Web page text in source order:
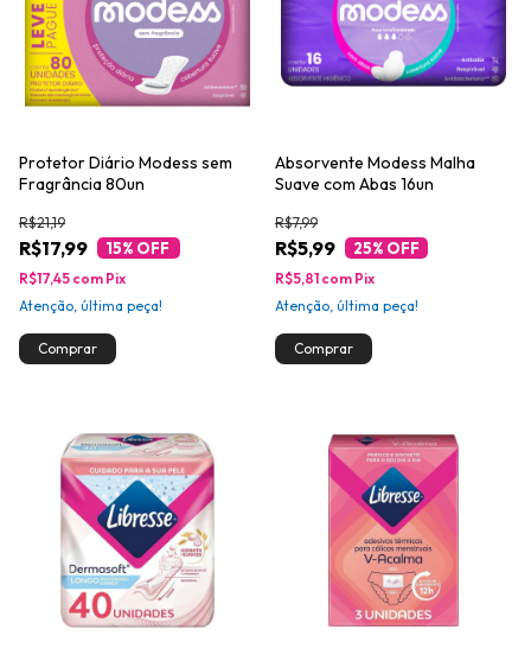
Protetor Diário Modess sem
Fragrância 80un
R$17,99
R$21,19
15% OFF
R$17,45 com Pix
Atenção, última peça!
Absorvente Modess Malha
Suave com Abas 16un
R$5,99
R$7,99
25% OFF
R$5,81 com Pix
Atenção, última peça!